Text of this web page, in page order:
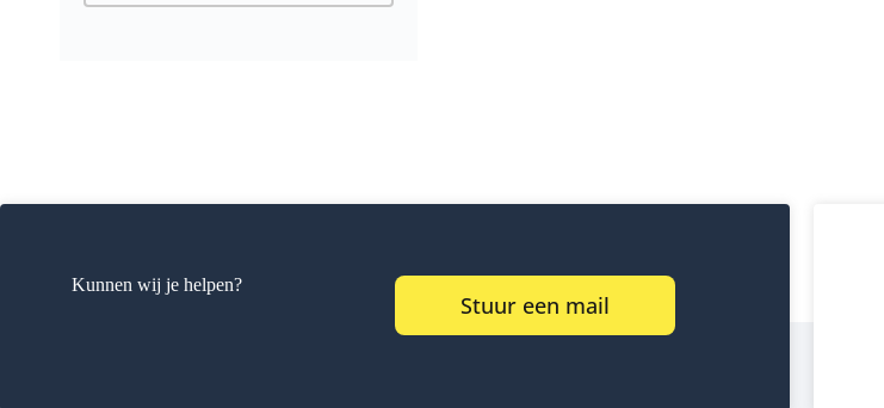
Kunnen wij je helpen?
Stuur een mail